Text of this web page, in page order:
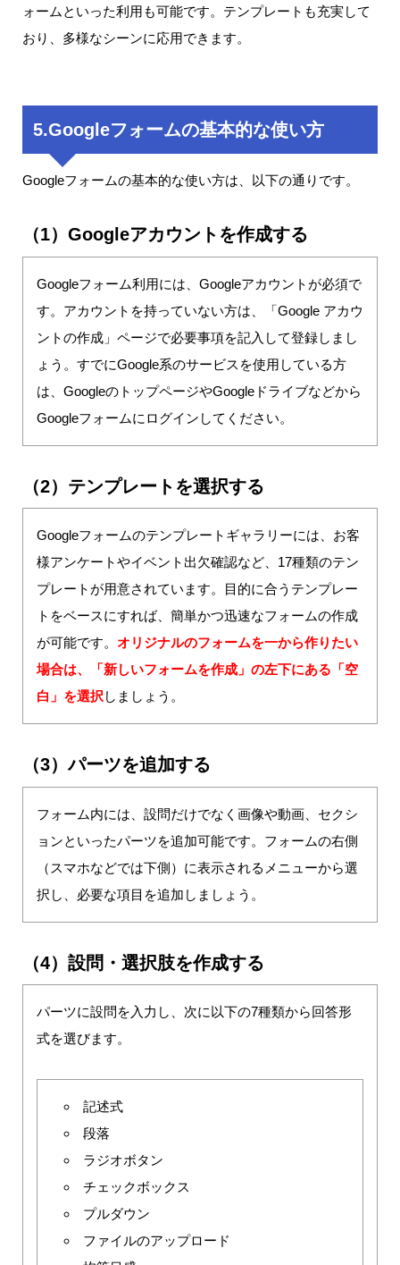
ォームといった利用も可能です。テンプレートも充実して
おり、多様なシーンに応用できます。
5.Googleフォームの基本的な使い方
Googleフォームの基本的な使い方は、以下の通りです。
（1）Googleアカウントを作成する
Googleフォーム利用には、Googleアカウントが必須で
す。アカウントを持っていない方は、「Google アカウ
ントの作成」ページで必要事項を記入して登録しまし
ょう。すでにGoogle系のサービスを使用している方
は、GoogleのトップページやGoogleドライブなどから
Googleフォームにログインしてください。
（2）テンプレートを選択する
Googleフォームのテンプレートギャラリーには、お客
様アンケートやイベント出欠確認など、17種類のテン
プレートが用意されています。目的に合うテンプレー
トをベースにすれば、簡単かつ迅速なフォームの作成
が可能です。 オリジナルのフォームを一から作りたい
場合は、「新しいフォームを作成」の左下にある「空
白」を選択しましょう。
（3）パーツを追加する
フォーム内には、設問だけでなく画像や動画、セクシ
ョンといったパーツを追加可能です。フォームの右側
（スマホなどでは下側）に表示されるメニューから選
択し、必要な項目を追加しましょう。
（4）設問・選択肢を作成する
パーツに設問を入力し、次に以下の7種類から回答形
式を選びます。
記述式
段落
ラジオボタン
チェックボックス
プルダウン
ファイルのアップロード